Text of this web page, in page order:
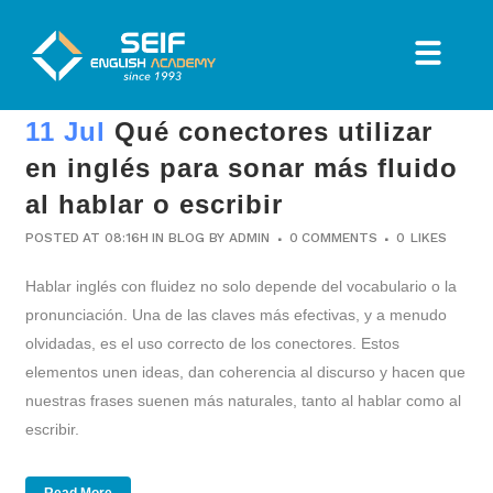
11 Jul Qué conectores utilizar
en inglés para sonar más fluido
al hablar o escribir
POSTED AT 08:16H INBLOG BYADMIN 0 COMMENTS 0 LIKES
Hablar inglés con fluidez no solo depende del vocabulario o la
pronunciación. Una de las claves más efectivas, y a menudo
olvidadas, es el uso correcto de los conectores. Estos
elementos unen ideas, dan coherencia al discurso y hacen que
nuestras frases suenen más naturales, tanto al hablar como al
escribir.